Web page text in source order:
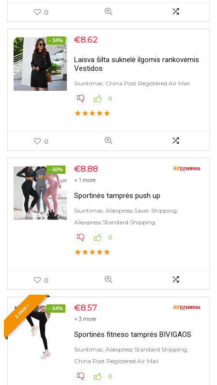
0
- 34% €8.62
Laisva šilta suknelė ilgomis rankovėmis
Vestidos
Siuntimas: China Post Registered Air Mail
0
★★★★★
0
- 50% €8.88
+ 1 more
Sportinės tamprės push up
Siuntimas: Aliexpress Saver Shipping,
Aliexpress Standard Shipping
0
★★★★★
0
3 TAIP ! - 54% €8.57
+ 3 more
Sportinės fitneso tamprės BIVIGAOS
Siuntimas: Aliexpress Standard Shipping,
China Post Registered Air Mail
0